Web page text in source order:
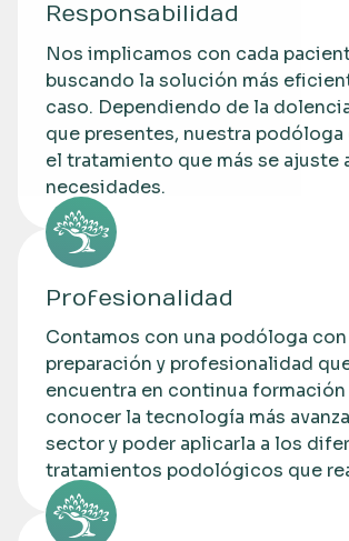
Responsabilidad
Nos implicamos con cada
buscando la solución más
caso. Dependiendo de la
que presentes, nuestra podóloga
el tratamiento que más se ajuste
necesidades.
Profesionalidad
Contamos con una podóloga
preparación y profesionalidad
encuentra en continua formación
conocer la tecnología más
sector y poder aplicarla a los
tratamientos podológicos que